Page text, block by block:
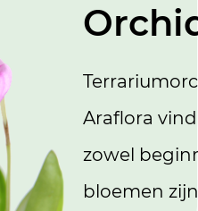
Araflora
zowel
bloemen